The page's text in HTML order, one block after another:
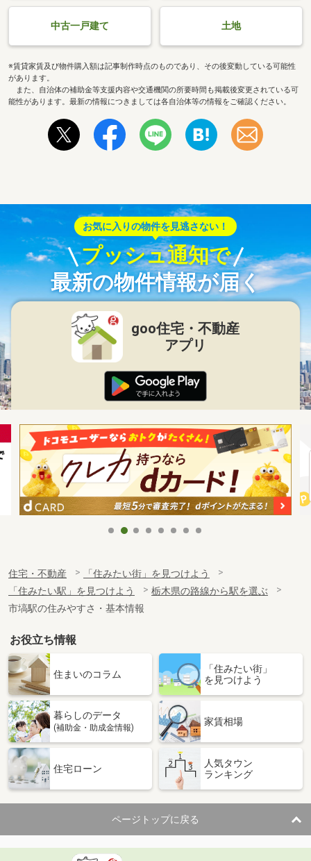
中古一戸建て 土地
※賃貸家賃及び物件購入額は記事制作時点のものであり、その後変動している可能性
があります。
また、自治体の補助金等支援内容や交通機関の所要時間も掲載後変更されている可
能性があります。最新の情報につきましては各自治体等の情報をご確認ください。
お気に入りの物件を見逃さない！
プッシュ通知で
最新の物件情報が届く
goo住宅・不動産
アプリ
住宅・不動産
「住みたい街」を見つけよう
「住みたい駅」を見つけよう
栃木県の路線から駅を選ぶ
市塙駅の住みやすさ・基本情報
お役立ち情報
住まいのコラム
「住みたい街」
を見つけよう
暮らしのデータ
(補助金・助成金情報)
家賃相場
住宅ローン
人気タウン
ランキング
ページトップに戻る